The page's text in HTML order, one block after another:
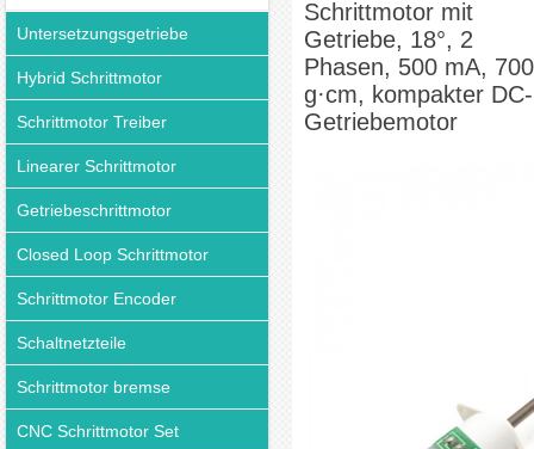
Untersetzungsgetriebe
Hybrid Schrittmotor
Schrittmotor Treiber
Linearer Schrittmotor
Getriebeschrittmotor
Closed Loop Schrittmotor
Schrittmotor Encoder
Schaltnetzteile
Schrittmotor bremse
CNC Schrittmotor Set
Schrittmotor mit
Getriebe, 18°, 2
Phasen, 500 mA, 700
g·cm, kompakter DC-
Getriebemotor